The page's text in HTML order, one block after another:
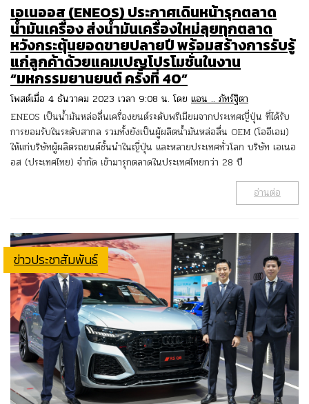
เอเนออส (ENEOS) ประกาศเดินหน้ารุกตลาด
น้ำมันเครื่อง ส่งน้ำมันเครื่องใหม่ลุยทุกตลาด
หวังกระตุ้นยอดขายปลายปี พร้อมสร้างการรับรู้
แก่ลูกค้าด้วยแคมเปญโปรโมชั่นในงาน
“มหกรรมยานยนต์ ครั้งที่ 40”
โพสต์เมื่อ 4 ธันวาคม 2023 เวลา 9:08 น. โดย แอน .. ภัทร์ฐิตา
ENEOS เป็นน้ำมันหล่อลื่นเครื่องยนต์ระดับพรีเมียมจากประเทศญี่ปุ่น ที่ได้รับ
การยอมรับในระดับสากล รวมทั้งยังเป็นผู้ผลิตน้ำมันหล่อลื่น OEM (โออีเอม)
ให้แก่บริษัทผู้ผลิตรถยนต์ชั้นนำในญี่ปุ่น และหลายประเทศทั่วโลก บริษัท เอเนอ
อส (ประเทศไทย) จำกัด เข้ามารุกตลาดในประเทศไทยกว่า 28 ปี
อ่านต่อ
ข่าวประชาสัมพันธ์